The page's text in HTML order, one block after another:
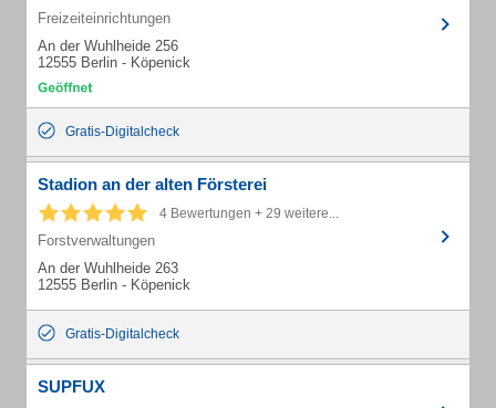
Freizeiteinrichtungen
An der Wuhlheide 256
12555 Berlin - Köpenick
Gratis-Digitalcheck
Stadion an der alten Försterei
4 Bewertungen + 29 weitere...
Forstverwaltungen
An der Wuhlheide 263
12555 Berlin - Köpenick
Gratis-Digitalcheck
SUPFUX